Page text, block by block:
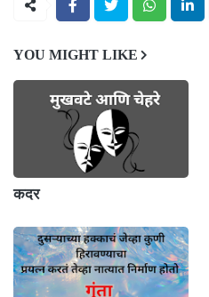
YOU MIGHT LIKE
कदर